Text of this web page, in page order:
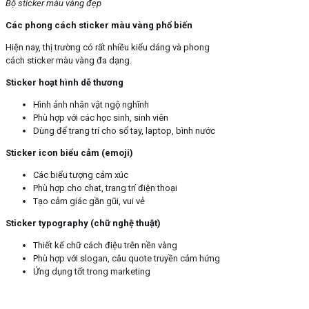
Bộ sticker màu vàng đẹp
Các phong cách sticker màu vàng phổ biến
Hiện nay, thị trường có rất nhiều kiểu dáng và phong
cách sticker màu vàng đa dạng.
Sticker hoạt hình dễ thương
Hình ảnh nhân vật ngộ nghĩnh
Phù hợp với các học sinh, sinh viên
Dùng để trang trí cho sổ tay, laptop, bình nước
Sticker icon biểu cảm (emoji)
Các biểu tượng cảm xúc
Phù hợp cho chat, trang trí điện thoại
Tạo cảm giác gần gũi, vui vẻ
Sticker typography (chữ nghệ thuật)
Thiết kế chữ cách điệu trên nền vàng
Phù hợp với slogan, câu quote truyền cảm hứng
Ứng dụng tốt trong marketing